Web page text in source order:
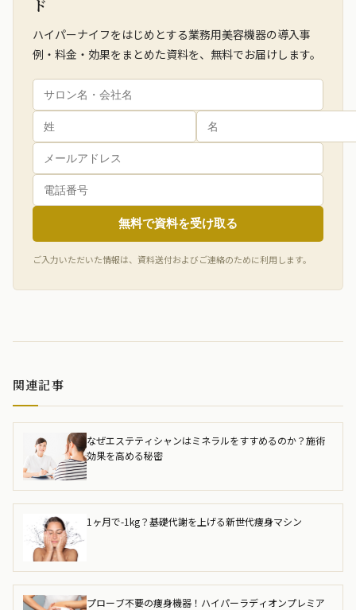
ド
ハイパーナイフをはじめとする業務用美容機器の導入事
例・料金・効果をまとめた資料を、無料でお届けします。
無料で資料を受け取る
ご入力いただいた情報は、資料送付およびご連絡のために利用します。
関連記事
なぜエステティシャンはミネラルをすすめるのか？施術
効果を高める秘密
1ヶ月で-1kg？基礎代謝を上げる新世代痩身マシン
プローブ不要の痩身機器！ハイパーラディオンプレミア